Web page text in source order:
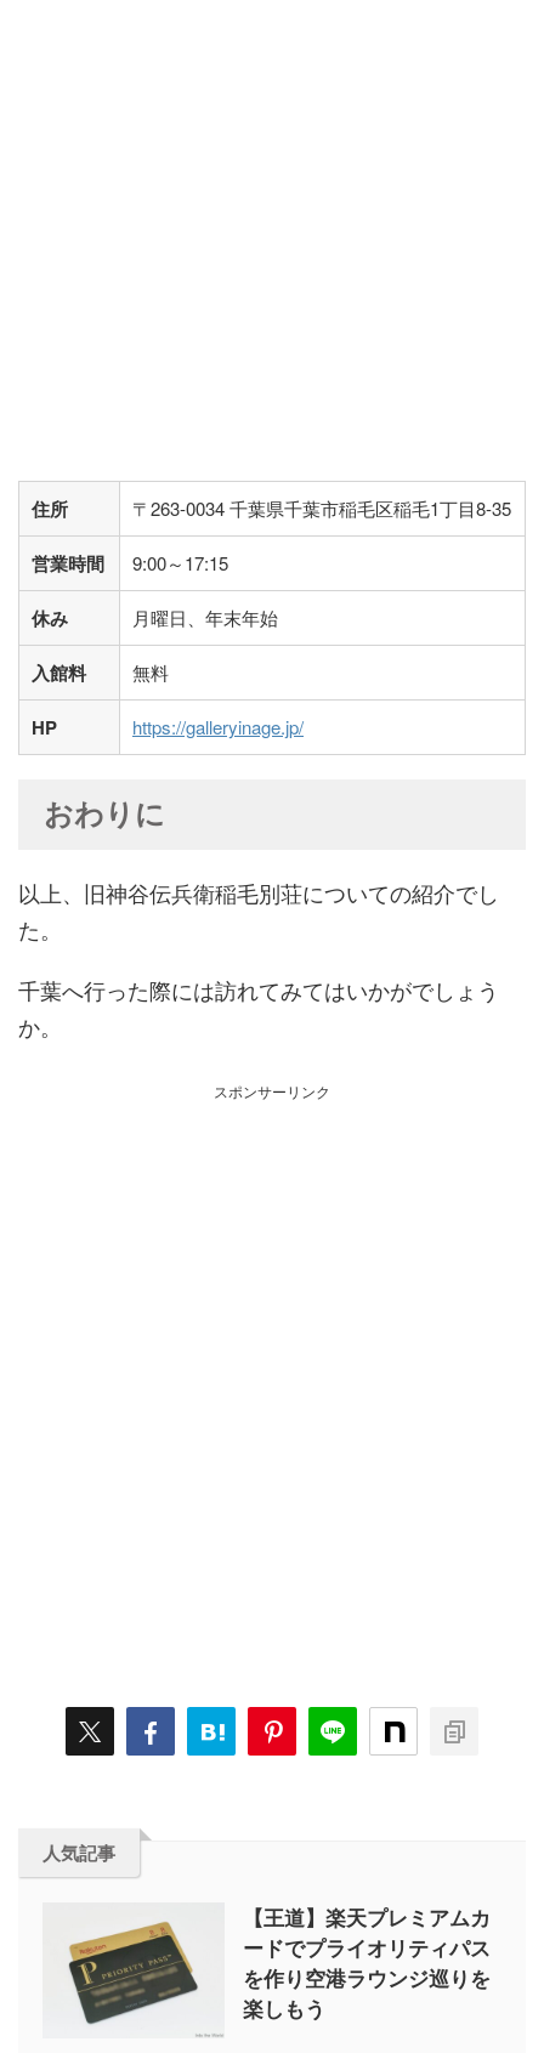
住所 〒263-0034 千葉県千葉市稲毛区稲毛1丁目8-35
営業時間 9:00～17:15
休み 月曜日、年末年始
入館料 無料
HP https://galleryinage.jp/
おわりに
以上、旧神谷伝兵衛稲毛別荘についての紹介でし
た。
千葉へ行った際には訪れてみてはいかがでしょう
か。
スポンサーリンク
人気記事
【王道】楽天プレミアムカ
ードでプライオリティパス
を作り空港ラウンジ巡りを
楽しもう